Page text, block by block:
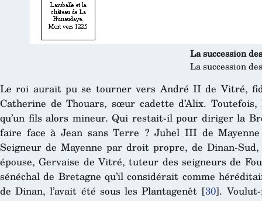
La succession
La succession
Le roi aurait pu se tourner vers André II de Vitré,
Catherine de Thouars, sœur cadette d’Alix.
qu’un fils alors mineur. Qui restait-il pour diriger la
faire face à Jean sans Terre ? Juhel III de
Seigneur de Mayenne par droit propre, de Dinan-
épouse, Gervaise de Vitré, tuteur des seigneurs de
sénéchal de Bretagne qu’il considérait comme
de Dinan, l’avait été sous les Plantagenêt [30].